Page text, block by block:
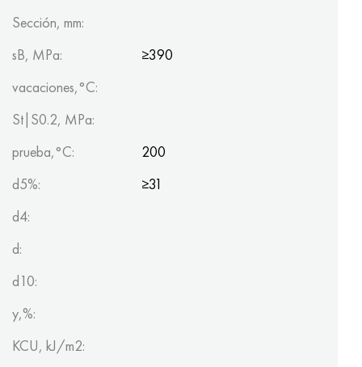
Sección, mm:
sB, MPa:
≥390
vacaciones,°C:
St|S0.2, MPa:
prueba,°C:
200
d5%:
≥31
d4:
d:
d10:
y,%:
KCU, kJ/m2: